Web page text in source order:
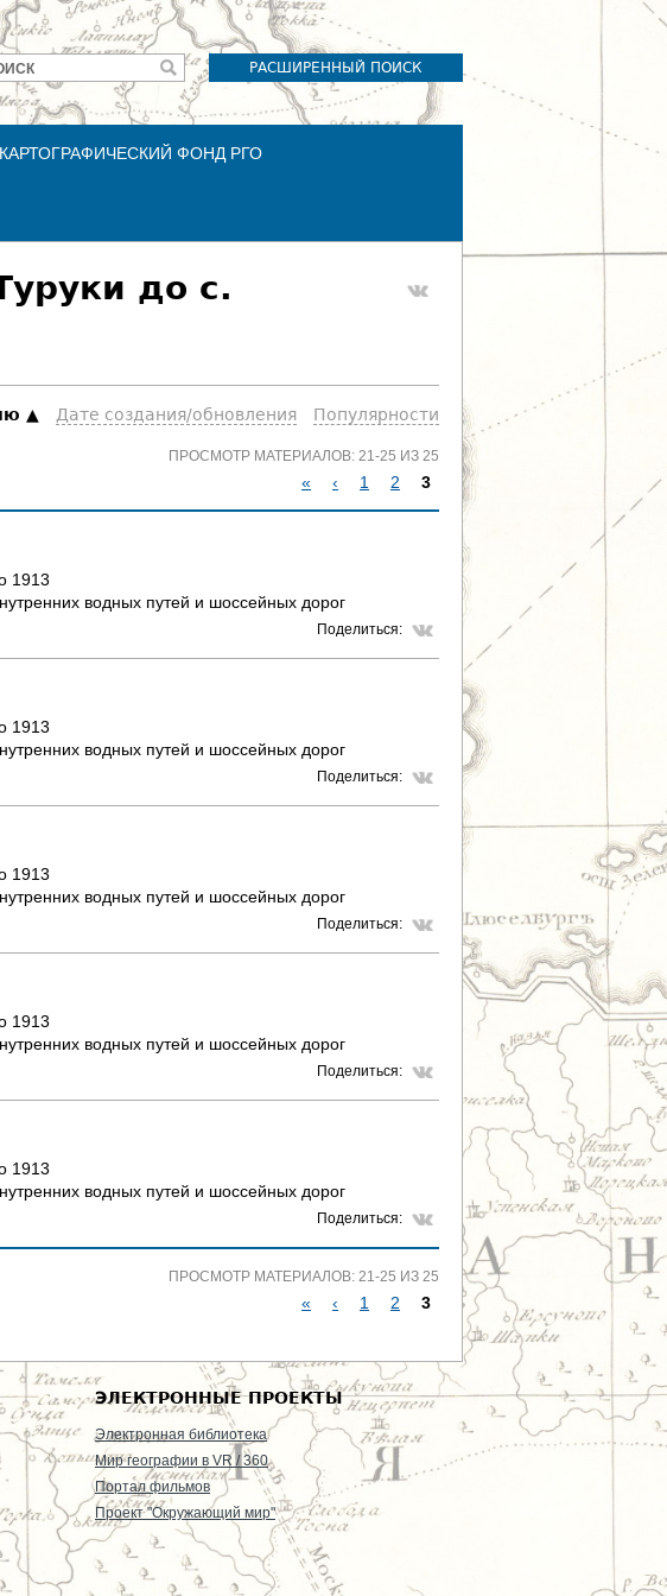
РАСШИРЕННЫЙ ПОИСК
КАРТОГРАФИЧЕСКИЙ ФОНД РГО
до с.
Дате создания/обновления Популярности
ПРОСМОТР МАТЕРИАЛОВ: 21-25 ИЗ 25
С
Р
А
И
« ‹ 1 2 3
1913
водных путей и шоссейных дорог
Поделиться:
1913
водных путей и шоссейных дорог
Поделиться:
1913
водных путей и шоссейных дорог
Поделиться:
1913
водных путей и шоссейных дорог
Поделиться:
1913
водных путей и шоссейных дорог
Поделиться:
ПРОСМОТР МАТЕРИАЛОВ: 21-25 ИЗ 25
Т
Н
И
« ‹ 1 2 3
ЭЛЕКТРОННЫЕ ПРОЕКТЫ
Электронная библиотека
Мир географии в VR / 360
Портал фильмов
Проект "Окружающий мир"